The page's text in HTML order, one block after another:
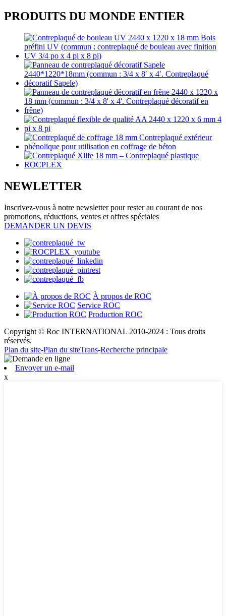
PRODUITS DU MONDE ENTIER
NEWLETTER
Inscrivez-vous à notre newsletter pour rester au courant de nos
promotions, réductions, ventes et offres spéciales
DEMANDER UN DEVIS
À propos de ROC
Service ROC
Production ROC
Copyright © Roc INTERNATIONAL 2010-2024 : Tous droits
réservés.
Plan du site-Plan du siteTrans-Recherche principale
Envoyer un e-mail
x